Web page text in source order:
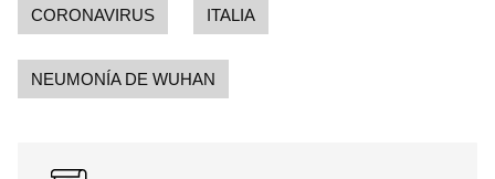
CORONAVIRUS ITALIA
NEUMONÍA DE WUHAN